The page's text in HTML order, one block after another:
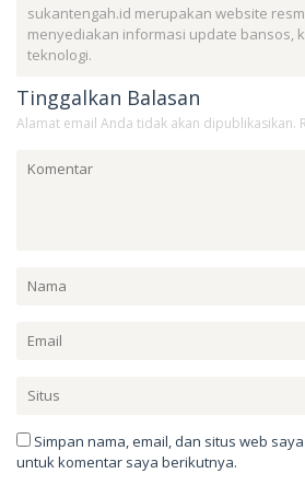
sukantengah.id merupakan website
menyediakan informasi update bansos,
teknologi.
Tinggalkan Balasan
Alamat email Anda tidak akan dipublikasikan.
Simpan nama, email, dan situs web
untuk komentar saya berikutnya.